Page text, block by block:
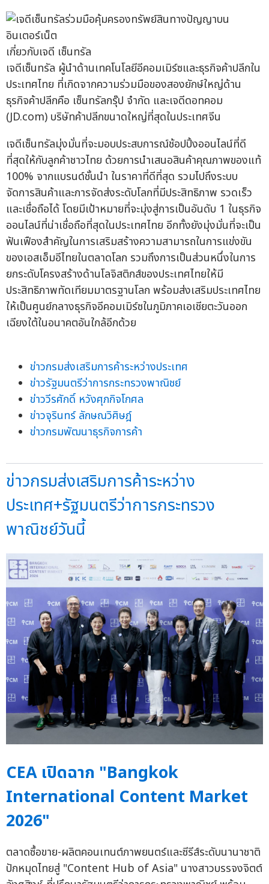
เกี่ยวกับเจดี เซ็นทรัล
เจดีเซ็นทรัล ผู้นำด้านเทคโนโลยีอีคอมเมิร์ซและธุรกิจค้าปลีกใน
ประเทศไทย ที่เกิดจากความร่วมมือของสองยักษ์ใหญ่ด้าน
ธุรกิจค้าปลีกคือ เซ็นทรัลกรุ๊ป จำกัด และเจดีดอทคอม
(JD.com) บริษัทค้าปลีกขนาดใหญ่ที่สุดในประเทศจีน
เจดีเซ็นทรัลมุ่งมั่นที่จะมอบประสบการณ์ช้อปปิ้งออนไลน์ที่ดี
ที่สุดให้กับลูกค้าชาวไทย ด้วยการนำเสนอสินค้าคุณภาพของแท้
100% จากแบรนด์ชั้นนำ ในราคาที่ดีที่สุด รวมไปถึงระบบ
จัดการสินค้าและการจัดส่งระดับโลกที่มีประสิทธิภาพ รวดเร็ว
และเชื่อถือได้ โดยมีเป้าหมายที่จะมุ่งสู่การเป็นอันดับ 1 ในธุรกิจ
ออนไลน์ที่น่าเชื่อถือที่สุดในประเทศไทย อีกทั้งยังมุ่งมั่นที่จะเป็น
ฟันเฟืองสำคัญในการเสริมสร้างความสามารถในการแข่งขัน
ของเอสเอ็มอีไทยในตลาดโลก รวมถึงการเป็นส่วนหนึ่งในการ
ยกระดับโครงสร้างด้านโลจิสติกส์ของประเทศไทยให้มี
ประสิทธิภาพทัดเทียมมาตรฐานโลก พร้อมส่งเสริมประเทศไทย
ให้เป็นศูนย์กลางธุรกิจอีคอมเมิร์ซในภูมิภาคเอเชียตะวันออก
เฉียงใต้ในอนาคตอันใกล้อีกด้วย
ข่าวกรมส่งเสริมการค้าระหว่างประเทศ
ข่าวรัฐมนตรีว่าการกระทรวงพาณิชย์
ข่าววีรศักดิ์ หวังศุภกิจโกศล
ข่าวจุรินทร์ ลักษณวิศิษฎ์
ข่าวกรมพัฒนาธุรกิจการค้า
ข่าวกรมส่งเสริมการค้าระหว่าง
ประเทศ+รัฐมนตรีว่าการกระทรวง
พาณิชย์วันนี้
CEA เปิดฉาก "Bangkok
International Content Market
2026"
ตลาดซื้อขาย-ผลิตคอนเทนต์ภาพยนตร์และซีรีส์ระดับนานาชาติ
ปักหมุดไทยสู่ "Content Hub of Asia" นางสาวบรรจงจิตต์